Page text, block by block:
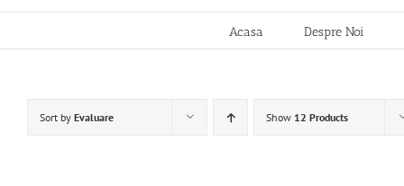
Acasa Despre Noi
Sort by Evaluare Show 12 Products